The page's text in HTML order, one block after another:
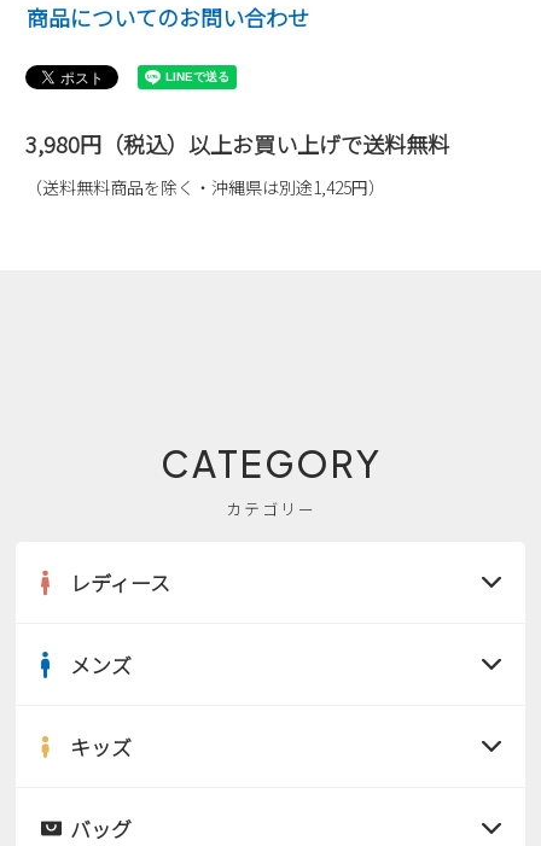
商品についてのお問い合わせ
3,980円（税込）以上お買い上げで送料無料
（送料無料商品を除く・沖縄県は別途1,425円）
CATEGORY
カテゴリー
レディース
サンダル
メンズ
サンダル
キッズ
バッグ